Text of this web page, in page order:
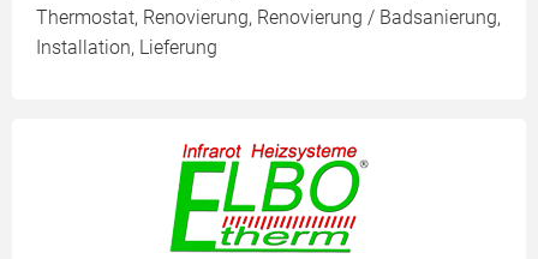
Thermostat, Renovierung, Renovierung / Badsanierung,
Installation, Lieferung